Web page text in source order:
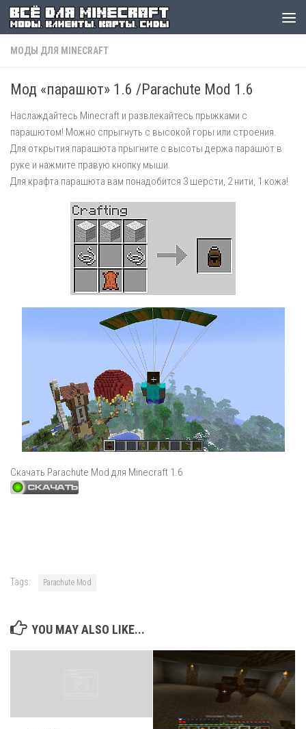
МОДЫ ДЛЯ MINECRAFT
Мод «парашют» 1.6 /Parachute Mod 1.6
Наслаждайтесь Minecraft и развлекайтесь прыжками с
парашютом! Можно спрыгнуть с высокой горы или строения.
Для открытия парашюта прыгните с высоты держа парашют в
руке и нажмите правую кнопку мыши.
Для крафта парашюта вам понадобится 3 шерсти, 2 нити, 1 кожа!
Скачать Parachute Mod для Minecraft 1.6
Tags: Parachute Mod
YOU MAY ALSO LIKE...